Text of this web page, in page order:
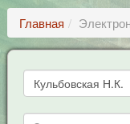
Главная